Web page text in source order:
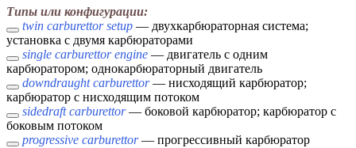
Типы или конфигурации:
twin carburettor setup — двухкарбюраторная система;
установка с двумя карбюраторами
single carburettor engine — двигатель с одним
карбюратором; однокарбюраторный двигатель
downdraught carburettor— нисходящий карбюратор;
карбюратор с нисходящим потоком
sidedraft carburettor— боковой карбюратор; карбюратор с
боковым потоком
progressive carburettor— прогрессивный карбюратор